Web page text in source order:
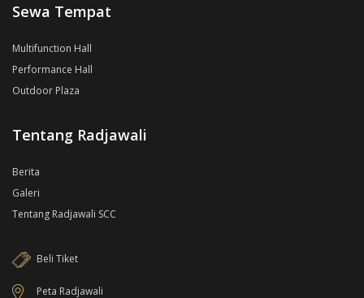
Sewa Tempat
Multifunction Hall
Performance Hall
Outdoor Plaza
Tentang Radjawali
Berita
Galeri
Tentang Radjawali SCC
Beli Tiket
Peta Radjawali